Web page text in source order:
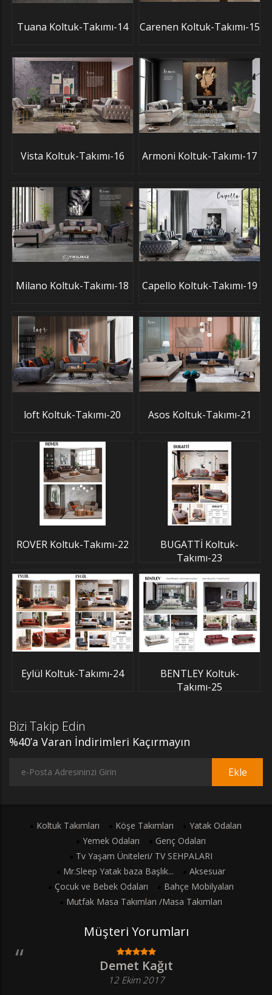
Tuana Koltuk-Takımı-14 Carenen Koltuk-Takımı-15
Vista Koltuk-Takımı-16 Armoni Koltuk-Takımı-17
Milano Koltuk-Takımı-18 Capello Koltuk-Takımı-19
loft Koltuk-Takımı-20 Asos Koltuk-Takımı-21
ROVER Koltuk-Takımı-22
BUGATTİ Koltuk-
Takımı-23
Eylül Koltuk-Takımı-24
BENTLEY Koltuk-
Takımı-25
Bizi Takip Edin
%40’a Varan İndirimleri Kaçırmayın
Ekle
Koltuk Takımları Köşe Takımları
Yatak Odaları
Yemek Odaları
Genç Odaları
Tv Yaşam Üniteleri/ TV SEHPALARI
Mr.Sleep Yatak baza Başlık...
Aksesuar
Çocuk ve Bebek Odaları
Bahçe Mobilyaları
Mutfak Masa Takımları /Masa Takımları
Müşteri Yorumları
Demet Kağıt
12 Ekim 2017